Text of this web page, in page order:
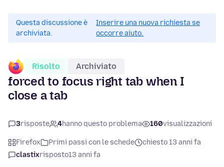
Questa discussione è
archiviata.
Inserire una nuova richiesta se
occorre aiuto.
Risolto Archiviato
forced to focus right tab when I
close a tab
3risposte 4hanno questo problema 160visualizzazioni
Firefox Primi passi con le schede
chiesto 13 anni fa
clastixrisposto13 anni fa